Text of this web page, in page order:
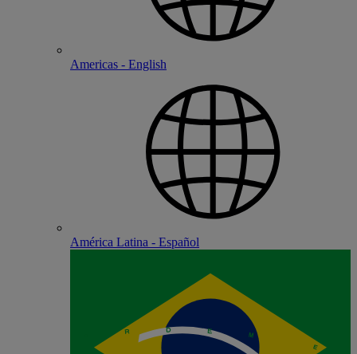
Americas - English
América Latina - Español